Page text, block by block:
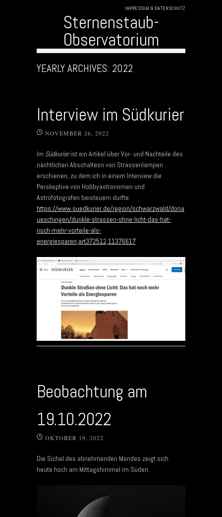
IMPRESSUM & DATENSCHUTZ
Sternenstaub-
Observatorium
YEARLY ARCHIVES: 2022
Interview im Südkurier
NOVEMBER 26, 2022
Im Südkurierist ein Artikel über Vor- und Nachteile des
nächtlichen Abschaltesn von Strassenlampen
erschienen, zu dem ich in einem Interview die
Perskeptive von Hobbyastronomen und
Astrofotografen beisteuern durfte:
https://www.suedkurier.de/region/schwarzwald/dona
ueschingen/dunkle-strassen-ohne-licht-das-hat-
noch-mehr-vorteile-als-
energiesparen;art372512,11376617
Beobachtung am
19.10.2022
OKTOBER 19, 2022
Die Sichel des abnehmenden Mondes zeigt sich
heute hoch am Mittagshimmel im Süden.